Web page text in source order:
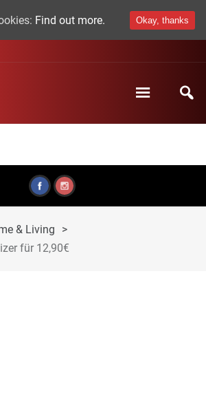
& Living
>
für 12,90€
Find out more. Okay, thanks